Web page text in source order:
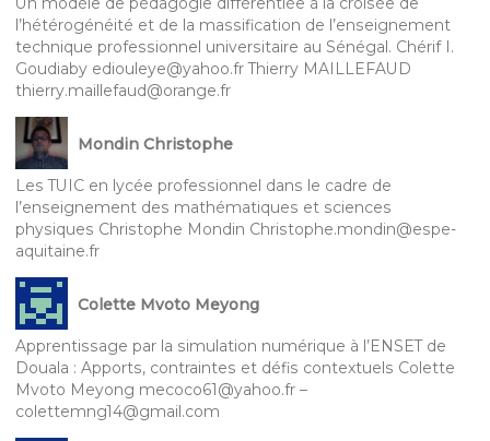
l’hétérogénéité et de la massification de l’enseignement
technique professionnel universitaire au Sénégal. Chérif I.
Goudiaby ediouleye@yahoo.fr Thierry MAILLEFAUD
thierry.maillefaud@orange.fr
Mondin Christophe
Les TUIC en lycée professionnel dans le cadre de
l’enseignement des mathématiques et sciences
physiques Christophe Mondin Christophe.mondin@espe-
aquitaine.fr
Colette Mvoto Meyong
Apprentissage par la simulation numérique à l’ENSET de
Douala : Apports, contraintes et défis contextuels Colette
Mvoto Meyong mecoco61@yahoo.fr –
colettemng14@gmail.com